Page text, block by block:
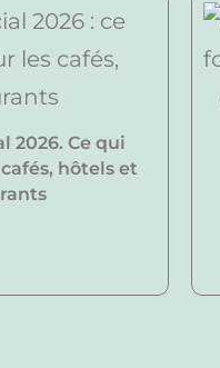
2026. Ce qui
hôtels et